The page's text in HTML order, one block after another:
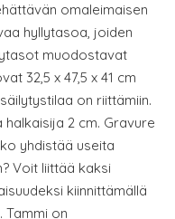
omaleimaisen
hyllytasoa, joiden
muodostavat
32,5 x 47,5 x 41 cm
on riittämiin.
2 cm. Gravure
yhdistää useita
Voit liittää kaksi
kiinnittämällä
Tammi on